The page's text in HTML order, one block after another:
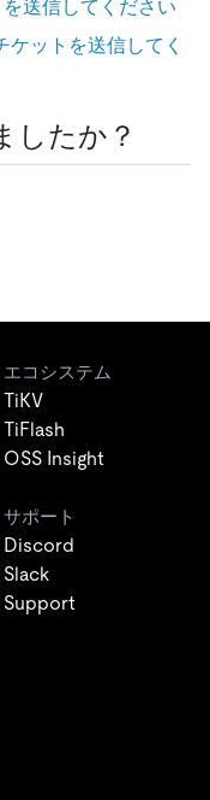
送信してください
ットを送信してく
したか？
エコシステム
TiKV
TiFlash
OSS Insight
サポート
Discord
Slack
Support